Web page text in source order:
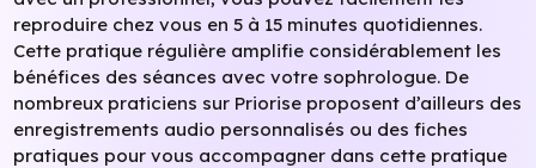
reproduire chez vous en 5 à 15 minutes quotidiennes.
Cette pratique régulière amplifie considérablement les
bénéfices des séances avec votre sophrologue. De
nombreux praticiens sur Priorise proposent d’ailleurs des
enregistrements audio personnalisés ou des fiches
pratiques pour vous accompagner dans cette pratique